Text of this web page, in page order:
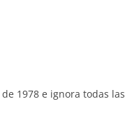
de 1978 e ignora todas las